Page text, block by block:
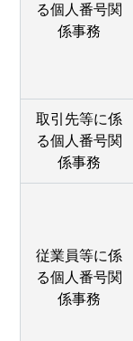
る個人番号関
係事務
取引先等に係
る個人番号関
係事務
従業員等に係
る個人番号関
係事務